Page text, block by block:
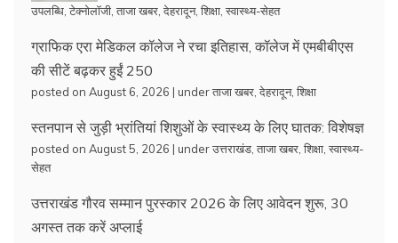
उपलब्धि टेक्नोलॉजी ताजा खबर देहरादून, शिक्षा स्वास्थ्य-सेहत
ग्राफिक एरा मेडिकल कॉलेज ने रचा इतिहास, कॉलेज में एमबीबीएस
की सीटें बढ़कर हुईं 250
posted on August 6, 2026 | underताजा खबर देहरादून, शिक्षा
स्तनपान से जुड़ी भ्रांतियां शिशुओं के स्वास्थ्य के लिए घातक: विशेषज्ञ
posted on August 5, 2026 | underउत्तराखंड ताजा खबर शिक्षा स्वास्थ्य-
सेहत
उत्तराखंड गौरव सम्मान पुरस्कार 2026 के लिए आवेदन शुरू, 30
अगस्त तक करें अप्लाई